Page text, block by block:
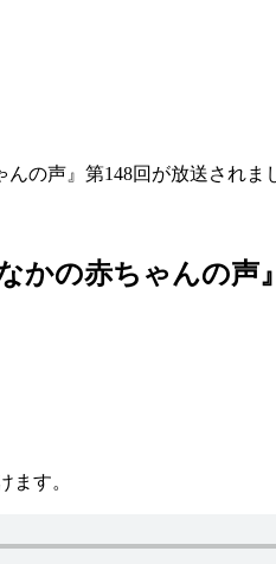
の声』第148回が放送されま
かの赤ちゃんの声
ます。